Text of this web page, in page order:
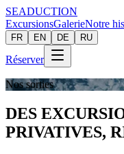
SEADUCTION
ExcursionsGalerieNotre
FR EN DE RU
Réserver
Nos sorties
DES
PRIVATIVES,